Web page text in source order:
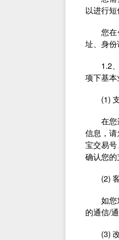
以进行
您
址、身份
1.2
项下基本
(1)
在
信息，
宝交易
确认您的
(2)
如
的通信/
(3)